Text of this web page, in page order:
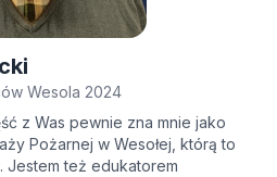
Wesola 2024
z Was pewnie zna mnie jako
Pożarnej w Wesołej, którą to
Jestem też edukatorem